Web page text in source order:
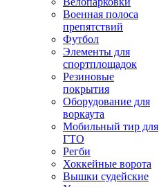
Военная полоса
препятствий
Футбол
Элементы для
спортплощадок
Резиновые
покрытия
Оборудование для
воркаута
Мобильный тир для
ГТО
Регби
Хоккейные ворота
Вышки судейские